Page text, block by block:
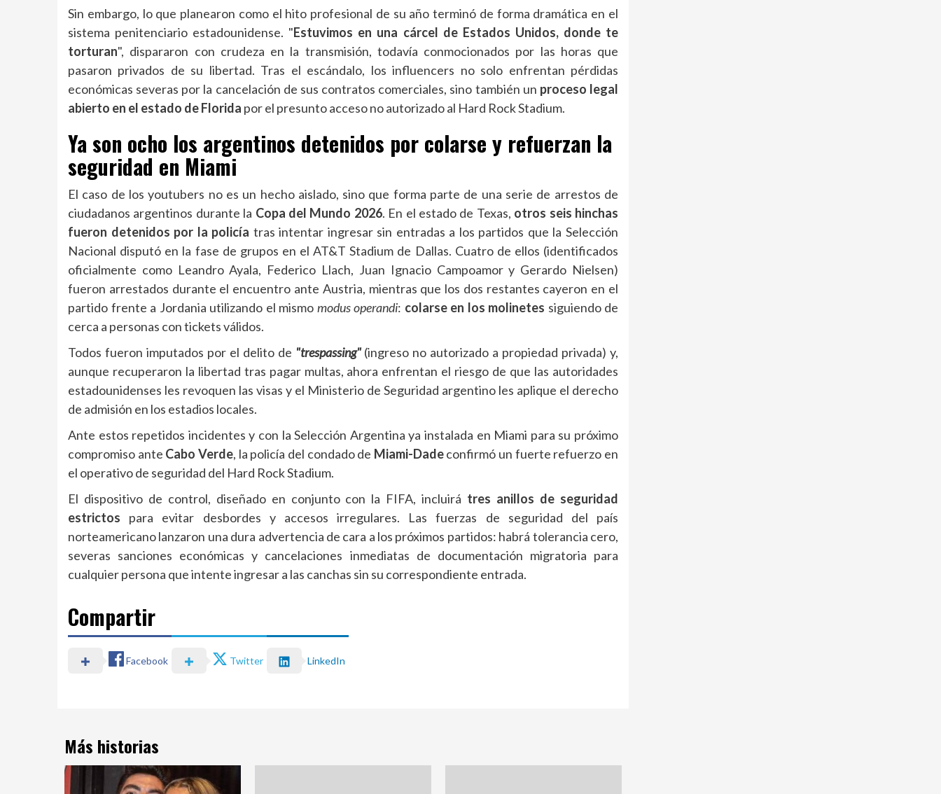
Sin embargo, lo que planearon como el hito profesional de su año terminó de forma dramática en el
sistema penitenciario estadounidense. "Estuvimos en una cárcel de Estados Unidos, donde te
torturan", dispararon con crudeza en la transmisión, todavía conmocionados por las horas que
pasaron privados de su libertad. Tras el escándalo, los influencers no solo enfrentan pérdidas
económicas severas por la cancelación de sus contratos comerciales, sino también un proceso legal
abierto en el estado de Florida por el presunto acceso no autorizado al Hard Rock Stadium.
Ya son ocho los argentinos detenidos por colarse y refuerzan la
seguridad en Miami
El caso de los youtubers no es un hecho aislado, sino que forma parte de una serie de arrestos de
ciudadanos argentinos durante la Copa del Mundo 2026. En el estado de Texas, otros seis hinchas
fueron detenidos por la policía tras intentar ingresar sin entradas a los partidos que la Selección
Nacional disputó en la fase de grupos en el AT&T Stadium de Dallas. Cuatro de ellos (identificados
oficialmente como Leandro Ayala, Federico Llach, Juan Ignacio Campoamor y Gerardo Nielsen)
fueron arrestados durante el encuentro ante Austria, mientras que los dos restantes cayeron en el
partido frente a Jordania utilizando el mismo modus operandi: colarse en los molinetes siguiendo de
cerca a personas con tickets válidos.
Todos fueron imputados por el delito de "trespassing"(ingreso no autorizado a propiedad privada) y,
aunque recuperaron la libertad tras pagar multas, ahora enfrentan el riesgo de que las autoridades
estadounidenses les revoquen las visas y el Ministerio de Seguridad argentino les aplique el derecho
de admisión en los estadios locales.
Ante estos repetidos incidentes y con la Selección Argentina ya instalada en Miami para su próximo
compromiso ante Cabo Verde, la policía del condado de Miami-Dadeconfirmó un fuerte refuerzo en
el operativo de seguridad del Hard Rock Stadium.
El dispositivo de control, diseñado en conjunto con la FIFA, incluirá tres anillos de seguridad
estrictos para evitar desbordes y accesos irregulares. Las fuerzas de seguridad del país
norteamericano lanzaron una dura advertencia de cara a los próximos partidos: habrá tolerancia cero,
severas sanciones económicas y cancelaciones inmediatas de documentación migratoria para
cualquier persona que intente ingresar a las canchas sin su correspondiente entrada.
Compartir
Facebook Twitter LinkedIn
Más historias